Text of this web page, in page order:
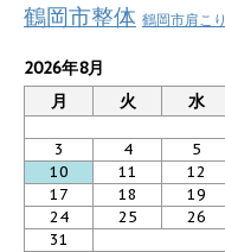
鶴岡市整体 鶴岡市肩こり
2026年8月
月
火 水
3
4 5
10
11 12
17
18 19
24
25 26
31